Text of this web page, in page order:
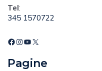
Tel:
345 1570722
Pagine